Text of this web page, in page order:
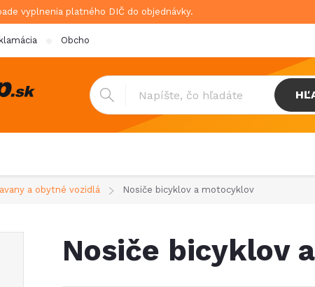
vyplnenia platného DIČ do objednávky.
Obchodné podmienky
a obytné vozidlá Nosiče bicyklov a motocyklov
Nosiče bicyklov